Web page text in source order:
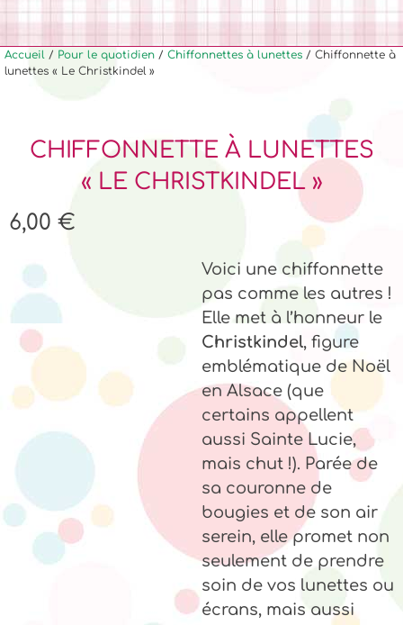
Accueil / Pour le quotidien / Chiffonnettes à lunettes / Chiffonnette à
lunettes « Le Christkindel »
CHIFFONNETTE À LUNETTES
« LE CHRISTKINDEL »
6,00 €
Voici une chiffonnette
pas comme les autres !
Elle met à l’honneur le
Christkindel, figure
emblématique de Noël
en Alsace (que
certains appellent
aussi Sainte Lucie,
mais chut !). Parée de
sa couronne de
bougies et de son air
serein, elle promet non
seulement de prendre
soin de vos lunettes ou
écrans, mais aussi